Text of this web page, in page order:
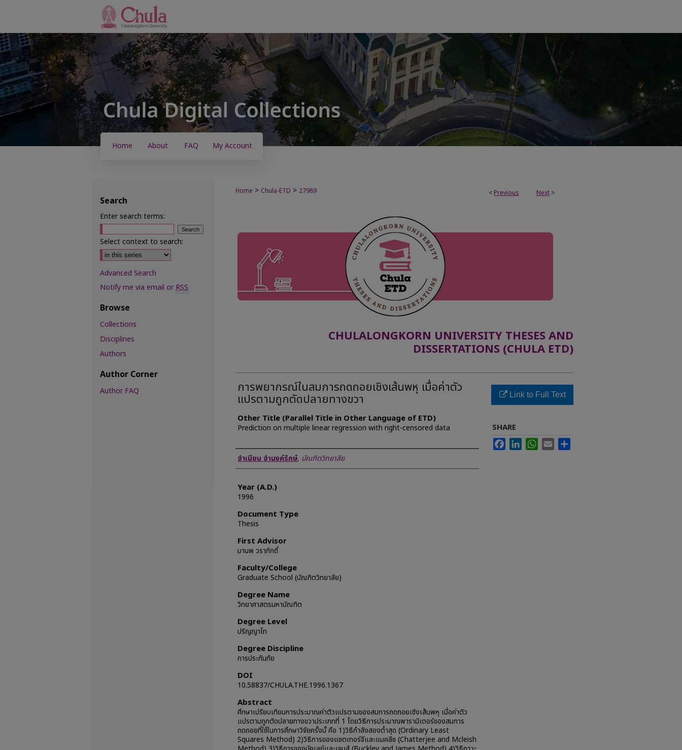
Home About FAQ My Account
< Previous Next >
Home > Chula-ETD > 27989
CHULALONGKORN UNIVERSITY THESES AND
DISSERTATIONS (CHULA ETD)
การพยากรณ์ในสมการถดถอยเชิงเส้นพหุ เมื่อค่าตัว
แปรตามถูกตัดปลายทางขวา
Other Title (Parallel Title in Other Language of ETD)
Prediction on multiple linear regression with right-censored data
Author
จำเนียน จำนงค์รักษ์, บัณฑิตวิทยาลัย
Year (A.D.)
1996
Document Type
Thesis
First Advisor
มานพ วราภักดิ์
Faculty/College
Graduate School (บัณฑิตวิทยาลัย)
Degree Name
วิทยาศาสตรมหาบัณฑิต
Degree Level
ปริญญาโท
Degree Discipline
การประกันภัย
DOI
10.58837/CHULA.THE.1996.1367
Abstract
ศึกษาเปรียบเทียบการประมาณค่าตัวแปรตามของสมการถดถอยเชิงเส้นพหุ เมื่อค่าตัว
แปรตามถูกตัดปลายทางขวาประเภทที่ 1 โดยวิธีการประมาณพารามิเตอร์ของสมการ
ถดถอยที่ใช้ในการศึกษาวิจัยครั้งนั้ คือ 1)วิธีกำลังสองต่ำสุด (Ordinary Least
Squares Method) 2)วิธีการของแชตเทอร์จีและแมคลีช (Chatterjee and Mcleish
Link to Full Text
SHARE
FacebookLinkedInWhatsApp
Email
Search
Enter search terms:
Select context to search:
Advanced Search
Notify me via email orRSS
Browse
Collections
Disciplines
Authors
Author Corner
Author FAQ